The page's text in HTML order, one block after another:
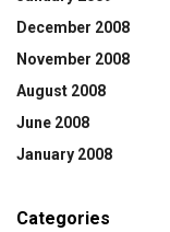
December 2008
November 2008
August 2008
June 2008
January 2008
Categories